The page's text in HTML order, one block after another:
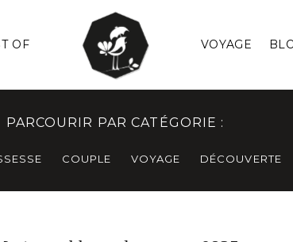
OF VOYAGE
PARCOURIR PAR CATÉGORIE :
COUPLE VOYAGE DÉCOUVERTE